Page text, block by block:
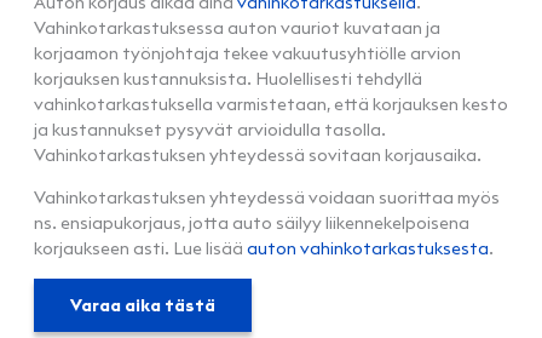
Vahinkotarkastuksessa auton vauriot kuvataan ja
korjaamon työnjohtaja tekee vakuutusyhtiölle arvion
korjauksen kustannuksista. Huolellisesti tehdyllä
vahinkotarkastuksella varmistetaan, että korjauksen kesto
ja kustannukset pysyvät arvioidulla tasolla.
Vahinkotarkastuksen yhteydessä sovitaan korjausaika.
Vahinkotarkastuksen yhteydessä voidaan suorittaa myös
ns. ensiapukorjaus, jotta auto säilyy liikennekelpoisena
korjaukseen asti. Lue lisää auton vahinkotarkastuksesta.
Varaa aika tästä